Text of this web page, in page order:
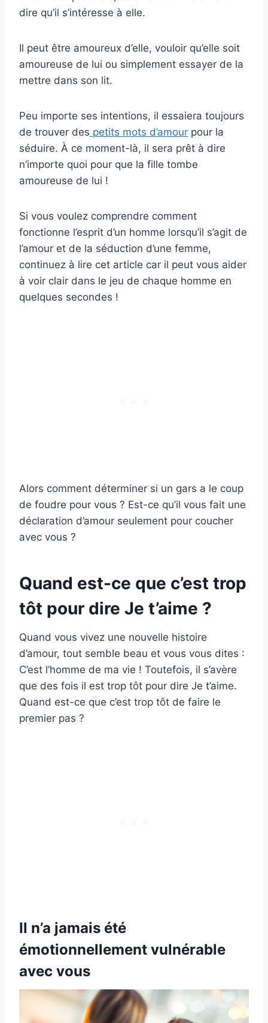
dire qu’il s’intéresse à elle.
Il peut être amoureux d’elle, vouloir qu’elle soit
amoureuse de lui ou simplement essayer de la
mettre dans son lit.
Peu importe ses intentions, il essaiera toujours
de trouver des petits mots d’amour pour la
séduire. À ce moment-là, il sera prêt à dire
n’importe quoi pour que la fille tombe
amoureuse de lui !
Si vous voulez comprendre comment
fonctionne l’esprit d’un homme lorsqu’il s’agit de
l’amour et de la séduction d’une femme,
continuez à lire cet article car il peut vous aider
à voir clair dans le jeu de chaque homme en
quelques secondes !
Alors comment déterminer si un gars a le coup
de foudre pour vous ? Est-ce qu’il vous fait une
déclaration d’amour seulement pour coucher
avec vous ?
Quand est-ce que c’est trop
tôt pour dire Je t’aime ?
Quand vous vivez une nouvelle histoire
d’amour, tout semble beau et vous vous dites :
C’est l’homme de ma vie ! Toutefois, il s’avère
que des fois il est trop tôt pour dire Je t’aime.
Quand est-ce que c’est trop tôt de faire le
premier pas ?
Il n’a jamais été
émotionnellement vulnérable
avec vous